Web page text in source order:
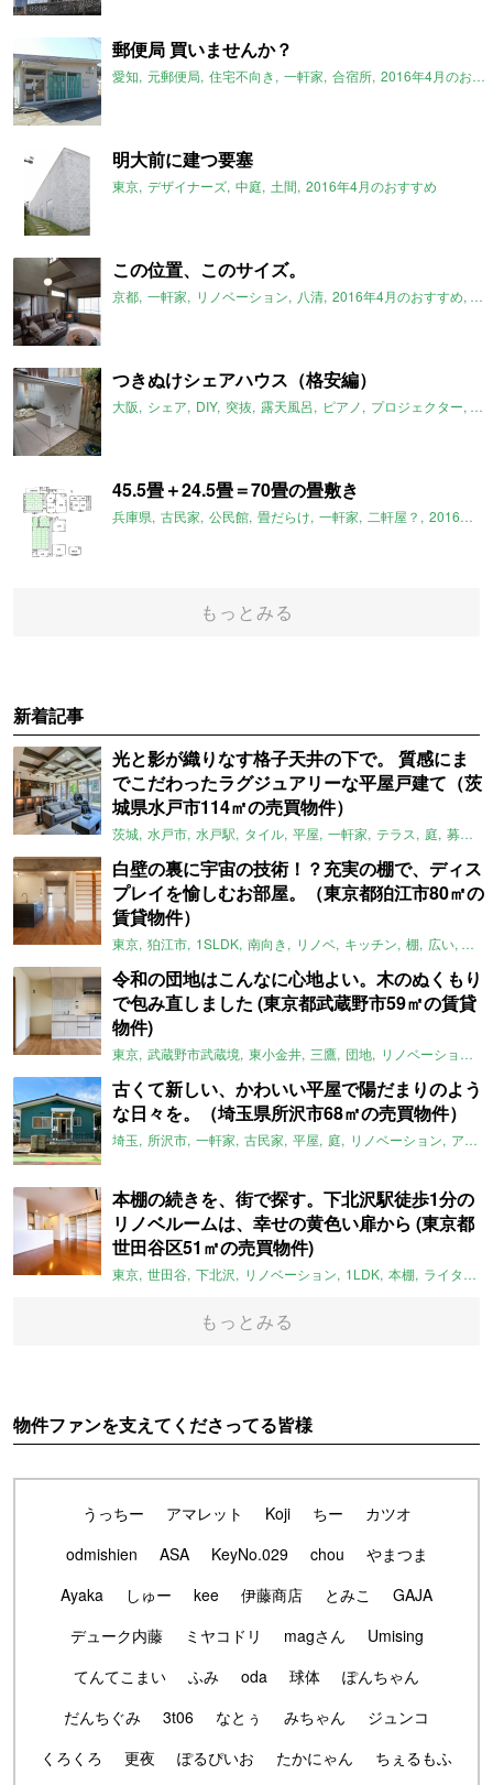
郵便局 買いませんか？
愛知 元郵便局 住宅不向き 一軒家 合宿所 2016年4月のおすすめ
明大前に建つ要塞
東京 デザイナーズ 中庭 土間 2016年4月のおすすめ
この位置、このサイズ。
京都 一軒家 リノベーション 八清 2016年4月のおすすめ 京
つきぬけシェアハウス（格安編）
大阪 シェア DIY 突抜 露天風呂 ピアノ プロジェクター ネ
45.5畳＋24.5畳＝70畳の畳敷き
兵庫県 古民家 公民館 畳だらけ 一軒家 二軒屋？ 2016年4月のおすすめ
もっとみる
新着記事
光と影が織りなす格子天井の下で。 質感にま
でこだわったラグジュアリーな平屋戸建て（茨
城県水戸市114㎡の売買物件）
茨城 水戸市 水戸駅 タイル 平屋 一軒家 テラス 庭 募集中
白壁の裏に宇宙の技術！？充実の棚で、ディス
プレイを愉しむお部屋。（東京都狛江市80㎡の
賃貸物件）
東京 狛江市 1SLDK 南向き リノベ キッチン 棚 広い ガイ
令和の団地はこんなに心地よい。木のぬくもり
で包み直しました (東京都武蔵野市59㎡の賃貸
物件)
東京 武蔵野市武蔵境 東小金井 三鷹 団地 リノベーション
古くて新しい、かわいい平屋で陽だまりのよう
な日々を。（埼玉県所沢市68㎡の売買物件）
埼玉 所沢市 一軒家 古民家 平屋 庭 リノベーション アメリカンハウス
本棚の続きを、街で探す。下北沢駅徒歩1分の
リノベルームは、幸せの黄色い扉から (東京都
世田谷区51㎡の売買物件)
東京 世田谷 下北沢 リノベーション 1LDK 本棚 ライター：ほしりょうこ
もっとみる
物件ファンを支えてくださってる皆様
うっちー アマレット Koji ちー
カツオ
odmishien
ASA KeyNo.029 chou
やまつま
Ayaka
しゅー kee 伊藤商店 とみこ
GAJA
デューク内藤
ミヤコドリ magさん
Umising
てんてこまい
ふみ oda 球体
ぽんちゃん
だんちぐみ
3t06 なとぅ みちゃん
ジュンコ
くろくろ
更夜 ぽるぴいお たかにゃん
ちぇるもふ